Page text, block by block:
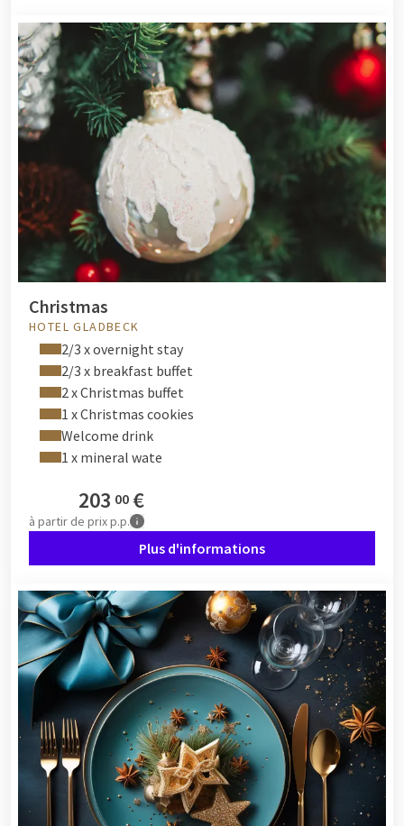
Christmas
HOTEL GLADBECK
2/3 x overnight stay
2/3 x breakfast buffet
2 x Christmas buffet
1 x Christmas cookies
Welcome drink
1 x mineral wate
203 00 €
à partir de prix p.p.
Plus d'informations